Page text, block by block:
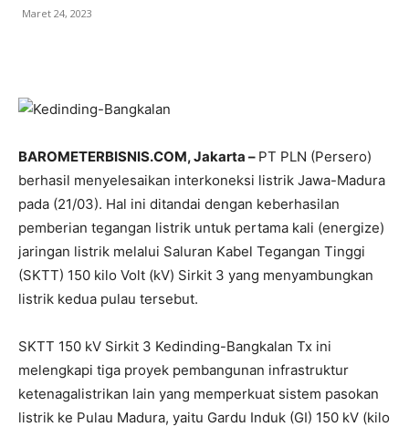
Maret 24, 2023
BAROMETERBISNIS.COM, Jakarta – PT PLN (Persero)
berhasil menyelesaikan interkoneksi listrik Jawa-Madura
pada (21/03). Hal ini ditandai dengan keberhasilan
pemberian tegangan listrik untuk pertama kali (energize)
jaringan listrik melalui Saluran Kabel Tegangan Tinggi
(SKTT) 150 kilo Volt (kV) Sirkit 3 yang menyambungkan
listrik kedua pulau tersebut.
SKTT 150 kV Sirkit 3 Kedinding-Bangkalan Tx ini
melengkapi tiga proyek pembangunan infrastruktur
ketenagalistrikan lain yang memperkuat sistem pasokan
listrik ke Pulau Madura, yaitu Gardu Induk (GI) 150 kV (kilo